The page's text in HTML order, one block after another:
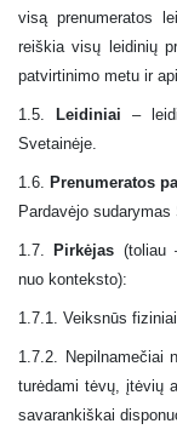
visą prenumeratos
reiškia visų leidinių
patvirtinimo metu ir
1.5. Leidiniai –
Svetainėje.
1.6. Prenumeratos
Pardavėjo sudarymas
1.7. Pirkėjas (toliau
nuo konteksto):
1.7.1. Veiksnūs
1.7.2. Nepilnamečiai
turėdami tėvų, įtėvių
savarankiškai